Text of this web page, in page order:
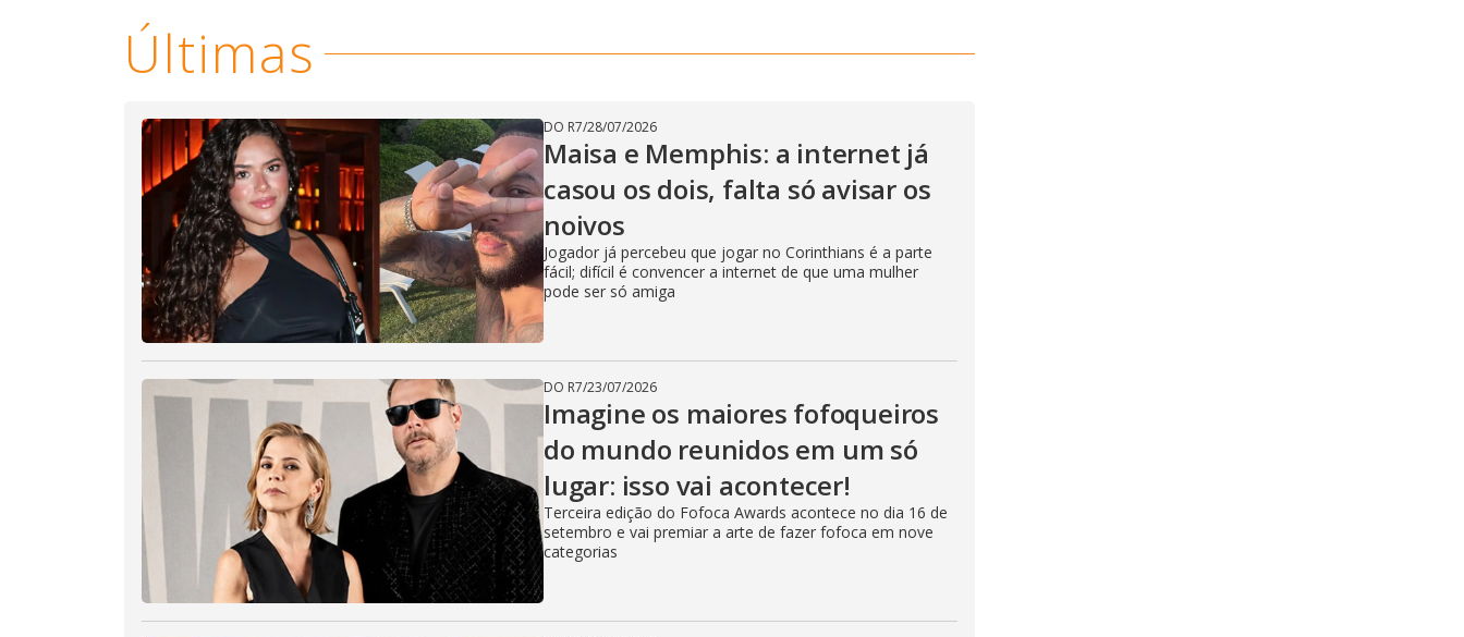
i
d
e
o
Últimas
DO R7/28/07/2026
Maisa e Memphis: a internet já
casou os dois, falta só avisar os
noivos
Jogador já percebeu que jogar no Corinthians é a parte
fácil; difícil é convencer a internet de que uma mulher
pode ser só amiga
DO R7/23/07/2026
Imagine os maiores fofoqueiros
do mundo reunidos em um só
lugar: isso vai acontecer!
Terceira edição do Fofoca Awards acontece no dia 16 de
setembro e vai premiar a arte de fazer fofoca em nove
categorias